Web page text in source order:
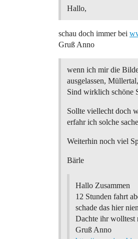
Hallo,
schau doch immer bei
Gruß Anno
wenn ich mir die
ausgelassen,
Sind wirklich schöne
Sollte viellecht doch
erfahr ich solche
Weiterhin noch viel
Bärle
Hallo Zusammen
12 Stunden fahrt
schade das hier
Dachte ihr wolltest
Gruß Anno